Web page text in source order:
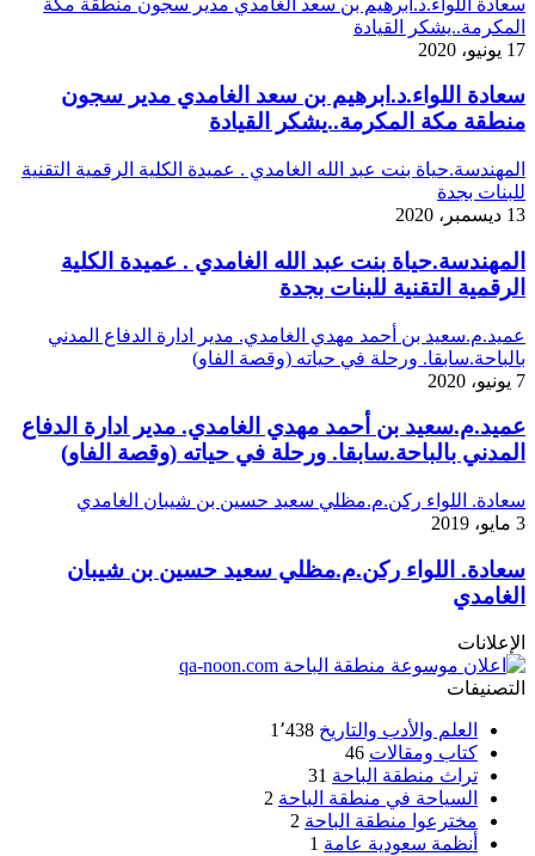
المكرمة..يشكر القيادة
17 يونيو، 2020
سعادة اللواء.د.ابرهيم بن سعد الغامدي مدير سجون
منطقة مكة المكرمة..يشكر القيادة
المهندسة.حياة بنت عبد الله الغامدي . عميدة الكلية الرقمية التقنية
للبنات بجدة
13 ديسمبر، 2020
المهندسة.حياة بنت عبد الله الغامدي . عميدة الكلية
الرقمية التقنية للبنات بجدة
عميد.م.سعيد بن أحمد مهدي الغامدي. مدير ادارة الدفاع المدني
بالباحة.سابقا. ورحلة في حياته (وقصة الفاو)
7 يونيو، 2020
عميد.م.سعيد بن أحمد مهدي الغامدي. مدير ادارة الدفاع
المدني بالباحة.سابقا. ورحلة في حياته (وقصة الفاو)
سعادة. اللواء ركن.م.مظلي سعيد حسين بن شيبان الغامدي
3 مايو، 2019
سعادة. اللواء ركن.م.مظلي سعيد حسين بن شيبان
الغامدي
الإعلانات
التصنيفات
العلم والأدب والتاريخ 1٬438
كتاب ومقالات 46
تراث منطقة الباحة 31
السياحة في منطقة الباحة 2
مخترعوا منطقة الباحة 2
أنظمة سعودية عامة 1